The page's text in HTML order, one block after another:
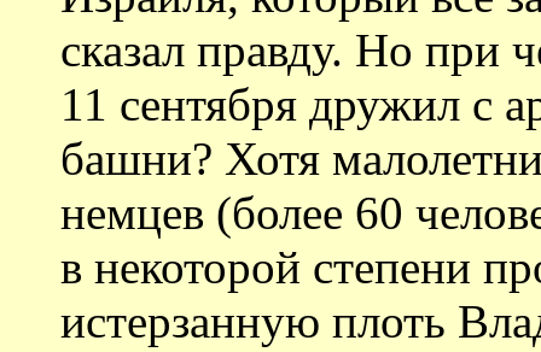
сказал правду. Но при
11 сентября дружил с
башни? Хотя
немцев (более 60
в некоторой степени
истерзанную плоть